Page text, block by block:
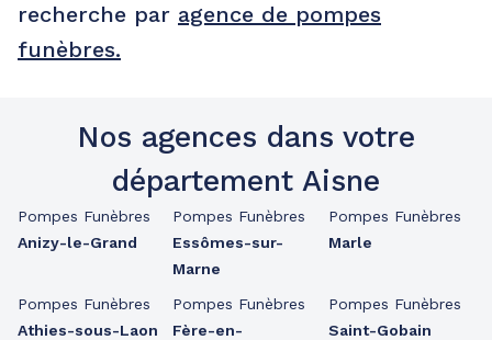
recherche par agence de pompes
funèbres.
Nos agences dans votre
département Aisne
Pompes Funèbres
Anizy-le-Grand
Pompes Funèbres
Athies-sous-Laon
Pompes Funèbres
Essômes-sur-
Marne
Pompes Funèbres
Fère-en-
Pompes Funèbres
Marle
Pompes Funèbres
Saint-Gobain